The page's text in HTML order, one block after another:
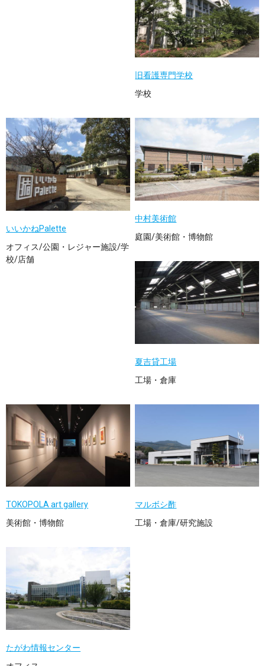
旧看護専門学校
学校
いいかねPalette
オフィス/公園・レジャー施設/学
校/店舗
中村美術館
庭園/美術館・博物館
夏吉貸工場
工場・倉庫
TOKOPOLA art gallery
美術館・博物館
マルボシ酢
工場・倉庫/研究施設
たがわ情報センター